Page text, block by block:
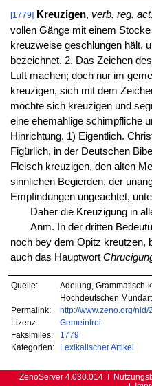
[1779] Kreuzigen, verb. reg. act.
vollen Gänge mit einem
kreuzweise geschlungen hält,
bezeichnet. 2. Das Zeichen
Luft machen; doch nur im
kreuzigen, sich mit dem
möchte sich kreuzigen und
eine ehemahlige schimpfliche
Hinrichtung. 1) Eigentlich.
Figürlich, in der Deutschen
Fleisch kreuzigen, den alten
sinnlichen Begierden, der
Empfindungen ungeachtet,
Daher die Kreuzigung in
Anm. In der dritten
noch bey dem Opitz kreutzen,
auch das Hauptwort
Quelle:
Adelung, Grammatisch-
Hochdeutschen
Permalink:
http://www.zeno.org/
Lizenz:
Gemeinfrei
Faksimiles:
1779
Kategorien:
Lexikalischer Artikel
ZenoServer 4.030.014